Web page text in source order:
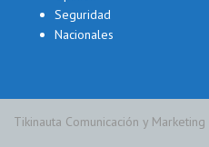
Seguridad
Nacionales
Tikinauta Comunicación y